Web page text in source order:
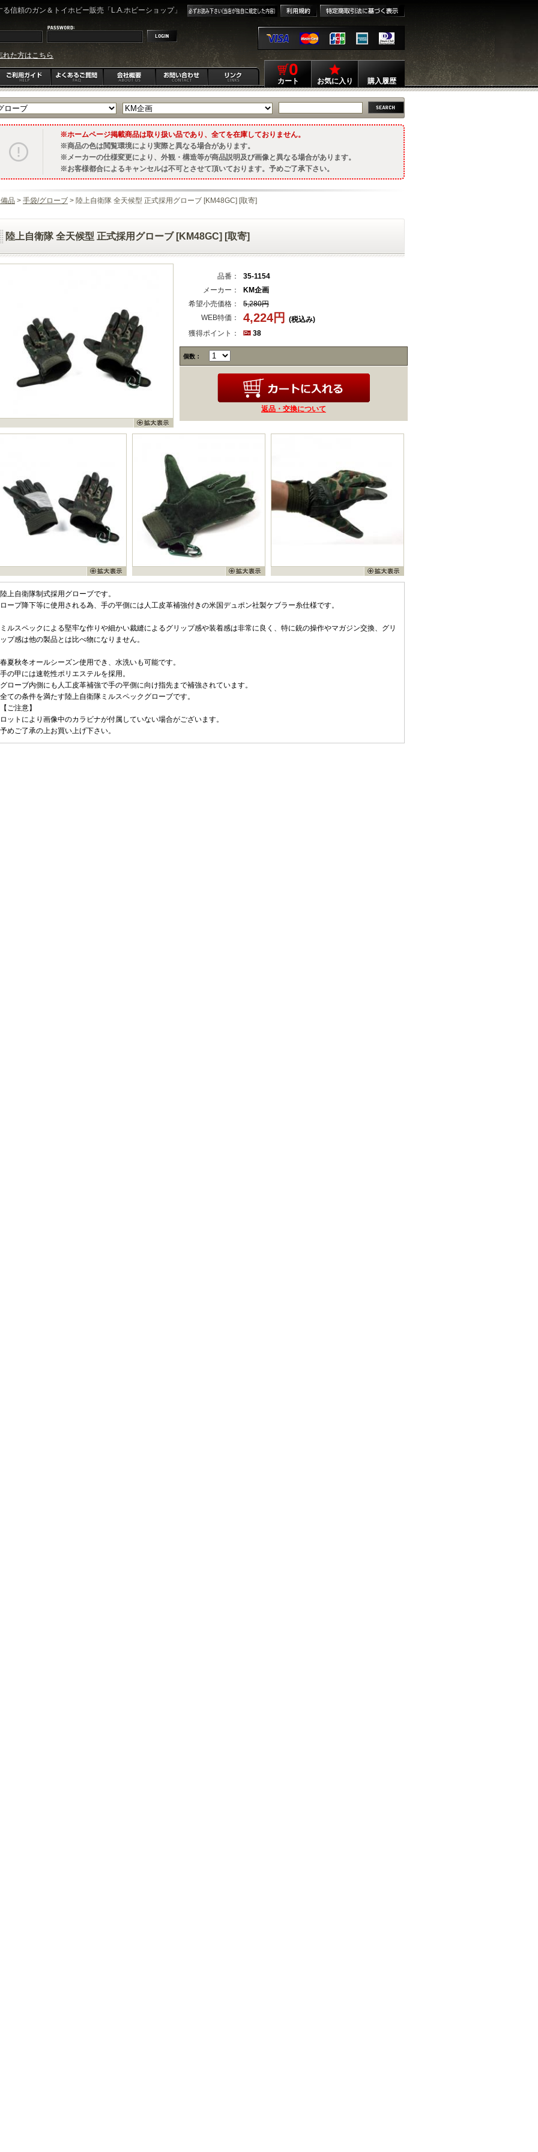
信頼のガン＆トイホビー販売「L.A.ホビーショップ」
れた方はこちら
0
カート お気に入り 購入履歴
ホームページ掲載商品は取り扱い品であり、全てを在庫しておりません。
商品の色は閲覧環境により実際と異なる場合があります。
メーカーの仕様変更により、外観・構造等が商品説明及び画像と異なる場合があります。
お客様都合によるキャンセルは不可とさせて頂いております。予めご了承下さい。
品 > 手袋/グローブ > 陸上自衛隊 全天候型 正式採用グローブ [KM48GC] [取寄]
陸上自衛隊 全天候型 正式採用グローブ [KM48GC] [取寄]
品番：
35-1154
メーカー：
KM企画
希望小売価格：
5,280円
WEB特価：
4,224円
(税込み)
獲得ポイント：
38
個数：
返品・交換について
陸上自衛隊制式採用グローブです。
ロープ降下等に使用される為、手の平側には人工皮革補強付きの米国デュポン社製ケブラー糸仕様です。
ミルスペックによる堅牢な作りや細かい裁縫によるグリップ感や装着感は非常に良く、特に銃の操作やマガジン交換、グリ
ップ感は他の製品とは比べ物になりません。
春夏秋冬オールシーズン使用でき、水洗いも可能です。
手の甲には速乾性ポリエステルを採用。
グローブ内側にも人工皮革補強で手の平側に向け指先まで補強されています。
全ての条件を満たす陸上自衛隊ミルスペックグローブです。
【ご注意】
ロットにより画像中のカラビナが付属していない場合がございます。
予めご了承の上お買い上げ下さい。